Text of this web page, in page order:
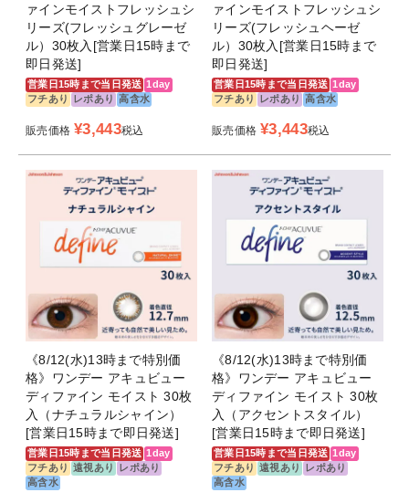
ァインモイストフレッシュシ
リーズ(フレッシュグレーゼ
ル）30枚入[営業日15時まで
即日発送]
営業日15時まで当日発送 1day
フチあり
レポあり 高含水
販売価格 ¥3,443税込
ァインモイストフレッシュシ
リーズ(フレッシュヘーゼ
ル）30枚入[営業日15時まで
即日発送]
営業日15時まで当日発送 1day
フチあり
レポあり 高含水
販売価格 ¥3,443税込
《8/12(水)13時まで特別価
格》ワンデー アキュビュー
ディファイン モイスト 30枚
入（ナチュラルシャイン）
[営業日15時まで即日発送]
営業日15時まで当日発送 1day
フチあり 遠視あり
レポあり
高含水
《8/12(水)13時まで特別価
格》ワンデー アキュビュー
ディファイン モイスト 30枚
入（アクセントスタイル）
[営業日15時まで即日発送]
営業日15時まで当日発送 1day
フチあり 遠視あり
レポあり
高含水